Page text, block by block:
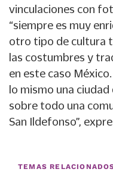
vinculaciones con
“siempre es muy
otro tipo de cultura
las costumbres y
en este caso
lo mismo una
sobre todo una
San Ildefonso”,
TEMAS